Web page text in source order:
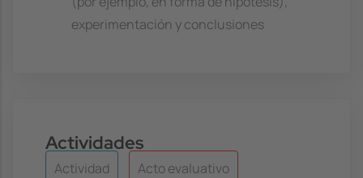
experimentación y conclusiones
Actividades
Actividad Acto evaluativo